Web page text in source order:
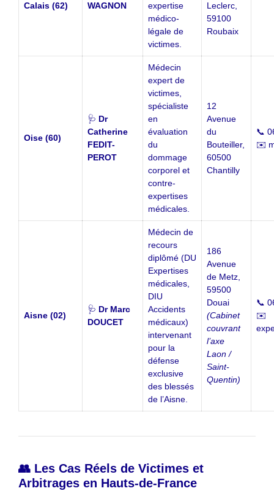
Calais (62)
WAGNON
expertise
médico-
légale de
victimes.
Leclerc,
59100
Roubaix
Oise (60)
🩺 Dr
Catherine
FEDIT-
PEROT
Médecin
expert de
victimes,
spécialiste
en
évaluation
du
dommage
corporel et
contre-
expertises
médicales.
12
Avenue
du
Bouteiller,
60500
Chantilly
📞
✉️
Aisne (02)
🩺 Dr Marc
DOUCET
Médecin de
recours
diplômé (DU
Expertises
médicales,
DIU
Accidents
médicaux)
intervenant
pour la
défense
exclusive
des blessés
de l’Aisne.
186
Avenue
de Metz,
59500
Douai
(Cabinet
couvrant
l’axe
Laon /
Saint-
Quentin)
📞
✉️
👥 Les Cas Réels de Victimes et
Arbitrages en Hauts-de-France